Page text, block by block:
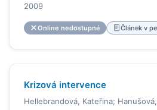
2009
Online nedostupné Článek v
Krizová intervence
Hellebrandová, Kateřina;